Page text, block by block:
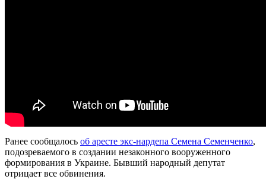
Ранее сообщалось об аресте экс-нардепа Семена Семенченко,
подозреваемого в создании незаконного вооруженного
формирования в Украине. Бывший народный депутат
отрицает все обвинения.